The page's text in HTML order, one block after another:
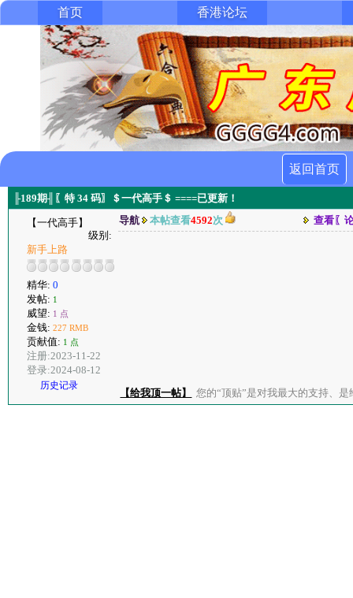
首页 香港论坛
返回首页
╟189期╢〖特 34 码〗＄一代高手＄ ====已更新！
【一代高手】
级别:
新手上路
精华: 0
发帖: 1
威望: 1 点
金钱: 227 RMB
贡献值: 1 点
注册:2023-11-22
登录:2024-08-12
历史记录
导航 本帖查看4592次 查看〖
【给我顶一帖】 您的“顶贴”是对我最大的支持、